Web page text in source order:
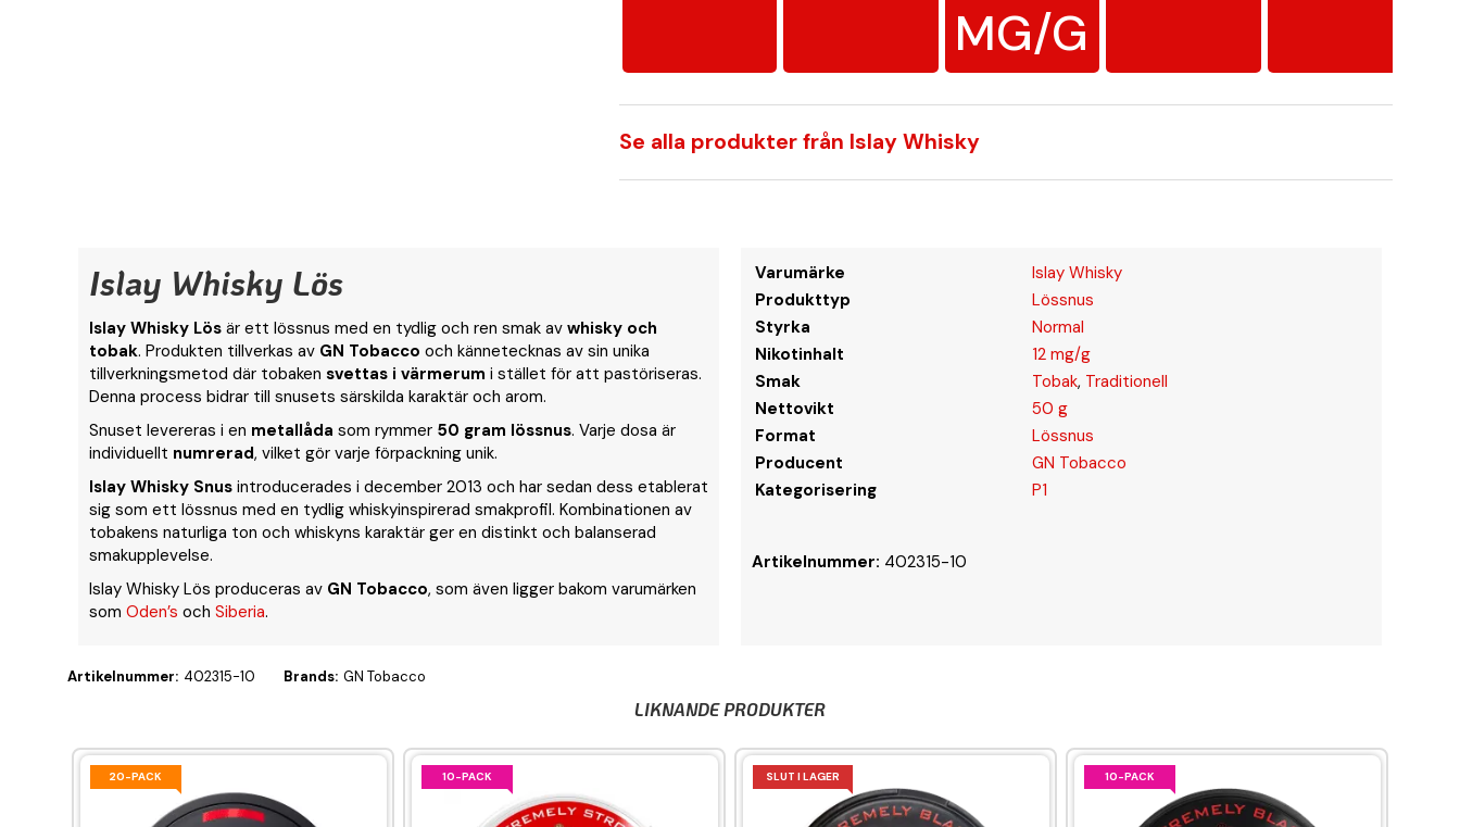
MG/G
Se alla produkter från Islay Whisky
Islay Whisky Lös
Islay Whisky Lös är ett lössnus med en tydlig och ren smak av whisky och
tobak. Produkten tillverkas av GN Tobacco och kännetecknas av sin unika
tillverkningsmetod där tobaken svettas i värmerum i stället för att pastöriseras.
Denna process bidrar till snusets särskilda karaktär och arom.
Snuset levereras i en metallåda som rymmer 50 gram lössnus. Varje dosa är
individuellt numrerad, vilket gör varje förpackning unik.
Islay Whisky Snus introducerades i december 2013 och har sedan dess etablerat
sig som ett lössnus med en tydlig whiskyinspirerad smakprofil. Kombinationen av
tobakens naturliga ton och whiskyns karaktär ger en distinkt och balanserad
smakupplevelse.
Islay Whisky Lös produceras av GN Tobacco, som även ligger bakom varumärken
som Oden’s och Siberia.
Varumärke
Islay Whisky
Produkttyp
Lössnus
Styrka
Normal
Nikotinhalt
12 mg/g
Smak
Tobak, Traditionell
Nettovikt
50 g
Format
Lössnus
Producent
GN Tobacco
Kategorisering
P1
Artikelnummer: 402315-10
Artikelnummer: 402315-10 Brands: GN Tobacco
LIKNANDE PRODUKTER
20-PACK 10-PACK SLUT I LAGER 10-PACK